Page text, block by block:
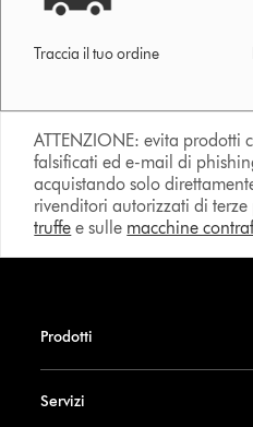
Traccia il tuo ordine
ATTENZIONE: evita prodotti
falsificati ed e-mail di
acquistando solo
rivenditori autorizzati di terze
truffe e sulle macchine
Prodotti
Servizi